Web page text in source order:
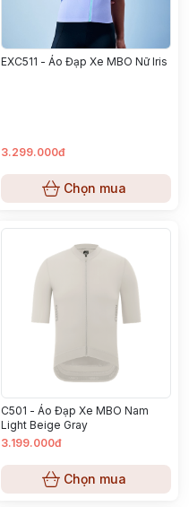
EXC511 - Áo Đạp Xe MBO Nữ Iris
3.299.000đ
Chọn mua
C501 - Áo Đạp Xe MBO Nam
Light Beige Gray
3.199.000đ
Chọn mua